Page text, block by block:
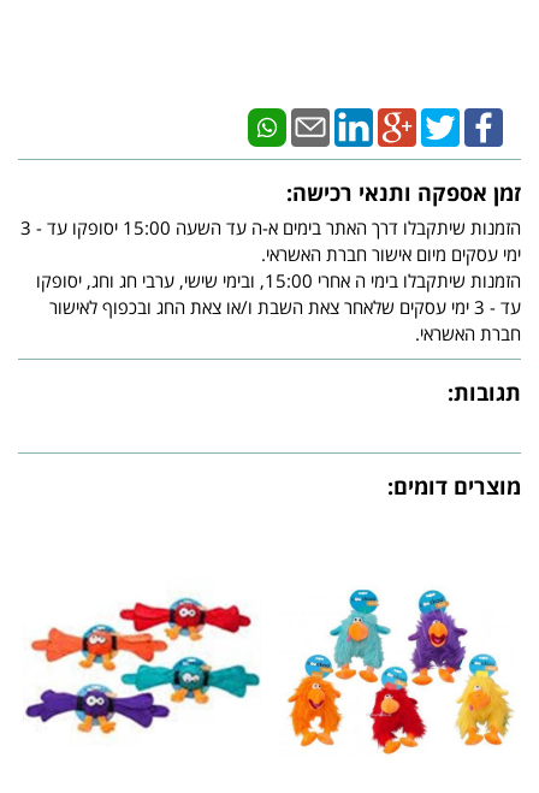
זמן אספקה ותנאי רכישה:
הזמנות שיתקבלו דרך האתר בימים א-ה עד השעה 15:00 יסופקו עד - 3
ימי עסקים מיום אישור חברת האשראי.
הזמנות שיתקבלו בימי ה אחרי 15:00, ובימי שישי, ערבי חג וחג, יסופקו
עד - 3 ימי עסקים שלאחר צאת השבת ו/או צאת החג ובכפוף לאישור
חברת האשראי.
תגובות:
מוצרים דומים: